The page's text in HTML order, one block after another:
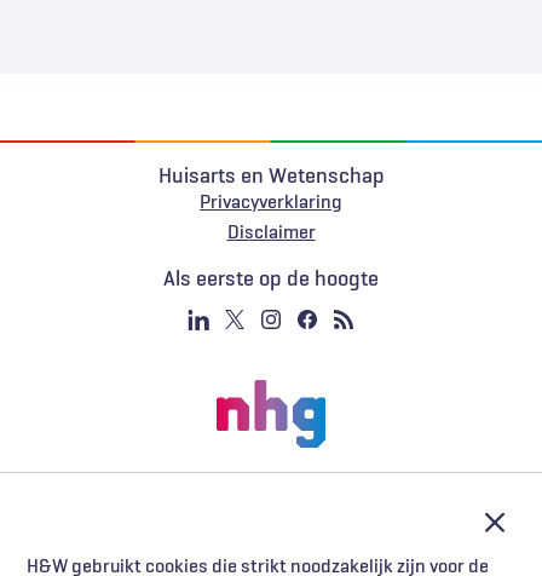
H&W gebruikt cookies die strikt noodzakelijk zijn voor de
Huisarts en Wetenschap
Privacyverklaring
Voet
Disclaimer
Als eerste op de hoogte